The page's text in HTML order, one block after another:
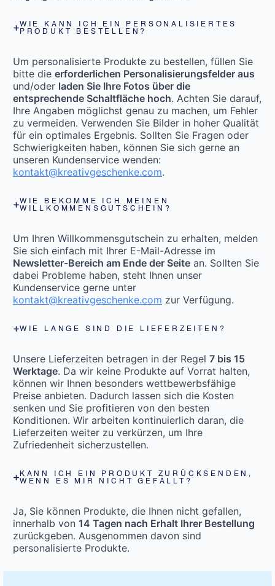
WIE KANN ICH EIN PERSONALISIERTES
PRODUKT BESTELLEN?
Um personalisierte Produkte zu bestellen, füllen Sie
bitte die erforderlichen Personalisierungsfelder aus
und/oder laden Sie Ihre Fotos über die
entsprechende Schaltfläche hoch. Achten Sie darauf,
Ihre Angaben möglichst genau zu machen, um Fehler
zu vermeiden. Verwenden Sie Bilder in hoher Qualität
für ein optimales Ergebnis. Sollten Sie Fragen oder
Schwierigkeiten haben, können Sie sich gerne an
unseren Kundenservice wenden:
kontakt@kreativgeschenke.com.
WIE BEKOMME ICH MEINEN
WILLKOMMENSGUTSCHEIN?
Um Ihren Willkommensgutschein zu erhalten, melden
Sie sich einfach mit Ihrer E-Mail-Adresse im
Newsletter-Bereich am Ende der Seite an. Sollten Sie
dabei Probleme haben, steht Ihnen unser
Kundenservice gerne unter
kontakt@kreativgeschenke.com zur Verfügung.
WIE LANGE SIND DIE LIEFERZEITEN?
Unsere Lieferzeiten betragen in der Regel 7 bis 15
Werktage. Da wir keine Produkte auf Vorrat halten,
können wir Ihnen besonders wettbewerbsfähige
Preise anbieten. Dadurch lassen sich die Kosten
senken und Sie profitieren von den besten
Konditionen. Wir arbeiten kontinuierlich daran, die
Lieferzeiten weiter zu verkürzen, um Ihre
Zufriedenheit sicherzustellen.
KANN ICH EIN PRODUKT ZURÜCKSENDEN,
WENN ES MIR NICHT GEFÄLLT?
Ja, Sie können Produkte, die Ihnen nicht gefallen,
innerhalb von 14 Tagen nach Erhalt Ihrer Bestellung
zurückgeben. Ausgenommen davon sind
personalisierte Produkte.